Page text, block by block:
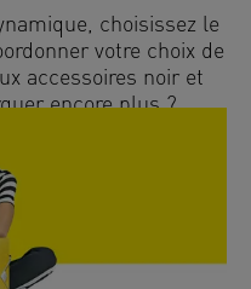
choisissez le
votre choix de
accessoires noir et
encore plus ?